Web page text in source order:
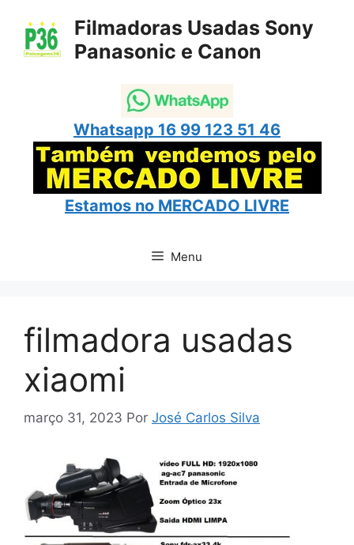
para
Filmadoras Usadas Sony
Panasonic e Canon
Whatsapp 16 99 123 51 46
Estamos no MERCADO LIVRE
Menu
filmadora usadas
xiaomi
março 31, 2023 Por José Carlos Silva